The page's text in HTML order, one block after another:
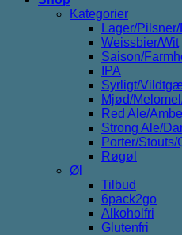
Kategorier
Lager/
Weissbier/Wit
Saison/
IPA
Syrligt/
Mjød/
Red Ale/
Strong Ale/
Porter/Stouts/
Røgøl
Øl
Tilbud
6pack2go
Alkoholfri
Glutenfri